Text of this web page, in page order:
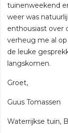
tuinenweekend
weer was
enthousiast over
verheug me al
de leuke
langskomen.
Groet,
Guus Tomassen
Waterrijkse tuin,